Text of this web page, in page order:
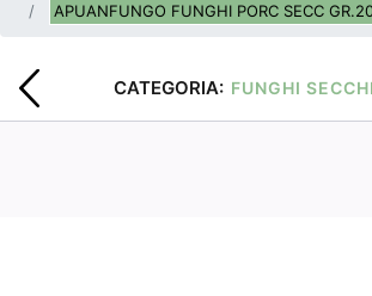
APUANFUNGO FUNGHI PORC SECC
CATEGORIA: FUNGHI SECCHI